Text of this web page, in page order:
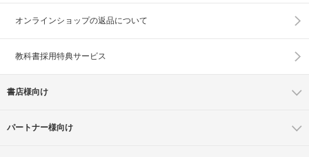
オンラインショップの返品について
教科書採用特典サービス
書店様向け
パートナー様向け